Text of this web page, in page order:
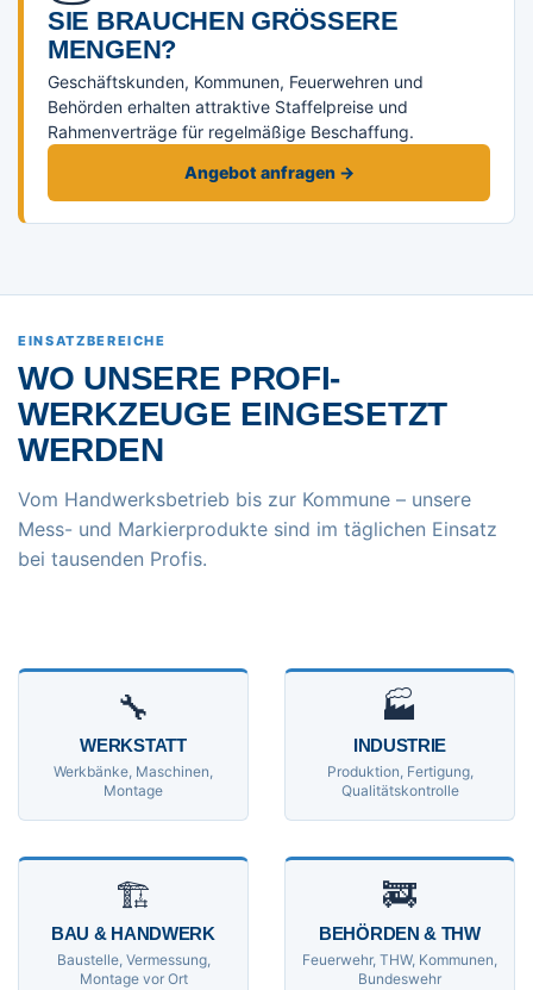
SIE BRAUCHEN GRÖSSERE M
ENGEN?
Geschäftskunden, Kommunen, Feuerwehren und
Behörden erhalten attraktive Staffelpreise und
Rahmenverträge für regelmäßige Beschaffung.
Angebot anfragen →
EINSATZBEREICHE
WO UNSERE PROFI-
WERKZEUGE EINGESETZT
WERDEN
Vom Handwerksbetrieb bis zur Kommune – unsere
Mess- und Markierprodukte sind im täglichen Einsatz
bei tausenden Profis.
🔧
WERKSTATT
Werkbänke, Maschinen,
Montage
🏭
INDUSTRIE
Produktion, Fertigung,
Qualitätskontrolle
🏗
BAU & HANDWERK
Baustelle, Vermessung,
Montage vor Ort
🚒
BEHÖRDEN & THW
Feuerwehr, THW, Kommunen,
Bundeswehr